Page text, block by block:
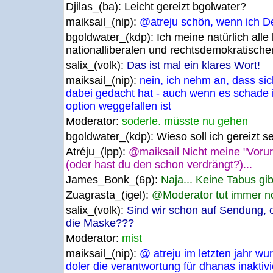
Djilas_(ba): Leicht gereizt bgolwater?
maiksail_(nip): @atreju schön, wenn ich
bgoldwater_(kdp): Ich meine natürlich
nationalliberalen und
salix_(volk): Das ist mal ein klares Wort!
maiksail_(nip): nein, ich nehm an, dass
dabei gedacht hat - auch wenn es
option weggefallen ist
Moderator: soderle. müsste nu gehen
bgoldwater_(kdp): Wieso soll ich gereizt
Atréju_(lpp): @maiksail Nicht meine
(oder hast du den schon verdrängt?)...
James_Bonk_(6p): Naja... Keine Tabus
Zuagrasta_(igel): @Moderator tut immer
salix_(volk): Sind wir schon auf Sendung,
die Maske???
Moderator: mist
maiksail_(nip): @ atreju im letzten jahr
doler die verantwortung für dhanas